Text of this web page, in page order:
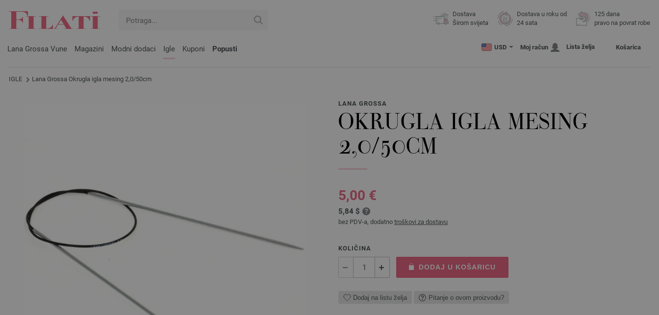
Dostava
Širom svijeta
Dostava u roku od
24 sata
125 dana
pravo na povrat robe
Lana Grossa Vune Magazini Modni dodaci Igle Kuponi Popusti USD Moj račun Lista želja Košarica
IGLE Lana Grossa Okrugla igla mesing 2,0/50cm
LANA GROSSA
OKRUGLA IGLA MESING
2,0/50CM
5,00 €
5,84 $
bez PDV-a, dodatno troškovi za dostavu
KOLIČINA
DODAJ U KOŠARICU
Dodaj na listu želja Pitanje o ovom proizvodu?